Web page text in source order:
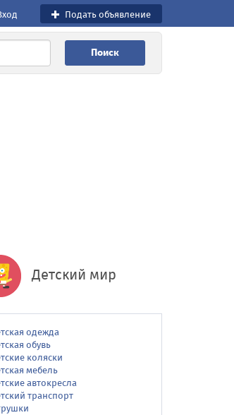
Подать объявление
Поиск
Детский мир
одежда
обувь
коляски
мебель
автокресла
транспорт